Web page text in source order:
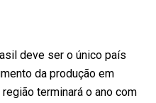
deve ser o único país
da produção em
terminará o ano com